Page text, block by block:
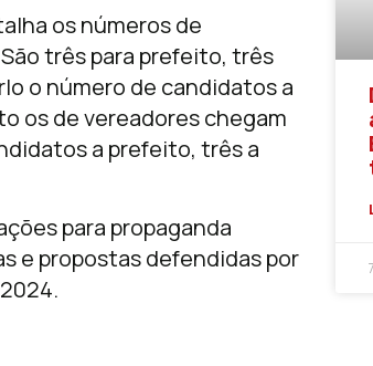
os números de
três para prefeito, três
o número de candidatos a
os de vereadores chegam
a prefeito, três a
para propaganda
e propostas defendidas por